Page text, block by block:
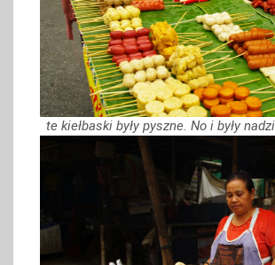
te kiełbaski były pyszne. No i były